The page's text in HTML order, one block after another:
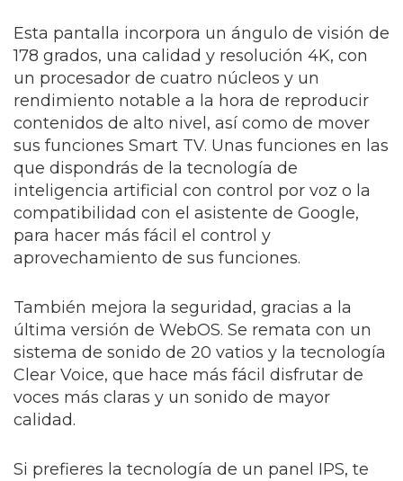
Esta pantalla incorpora un ángulo de visión de
178 grados, una calidad y resolución 4K, con
un procesador de cuatro núcleos y un
rendimiento notable a la hora de reproducir
contenidos de alto nivel, así como de mover
sus funciones Smart TV. Unas funciones en las
que dispondrás de la tecnología de
inteligencia artificial con control por voz o la
compatibilidad con el asistente de Google,
para hacer más fácil el control y
aprovechamiento de sus funciones.
También mejora la seguridad, gracias a la
última versión de WebOS. Se remata con un
sistema de sonido de 20 vatios y la tecnología
Clear Voice, que hace más fácil disfrutar de
voces más claras y un sonido de mayor
calidad.
Si prefieres la tecnología de un panel IPS, te